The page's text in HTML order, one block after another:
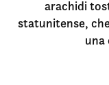
arachidi
statunitense,
una